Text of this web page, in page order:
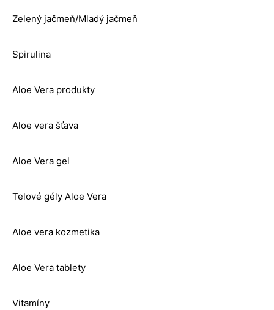
Zelený jačmeň/Mladý jačmeň
Spirulina
Aloe Vera produkty
Aloe vera šťava
Aloe Vera gel
Telové gély Aloe Vera
Aloe vera kozmetika
Aloe Vera tablety
Vitamíny